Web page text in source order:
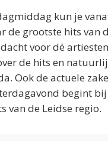
kun je
de grootste hits van
voor dé
de hits en
Ook de actuele
begint
van de Leidse regio.